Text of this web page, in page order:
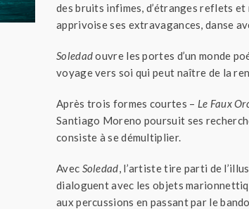
des bruits infimes, d’étranges reflets
apprivoise ses extravagances, danse
Soledadouvre les portes d’un monde
voyage vers soi qui peut naître de la
Après trois formes courtes – Le Faux
Santiago Moreno poursuit ses
consiste à se démultiplier.
Avec Soledad, l’artiste tire parti de
dialoguent avec les objets
aux percussions en passant par le